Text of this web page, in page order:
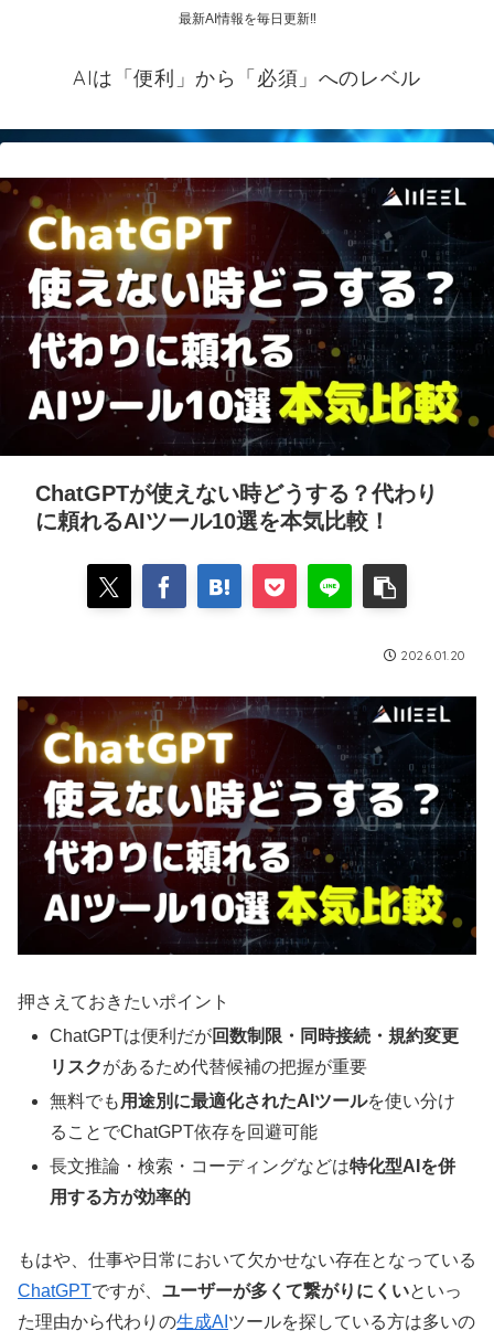
最新AI情報を毎日更新‼
AIは「便利」から「必須」へのレベル
ChatGPTが使えない時どうする？代わり
に頼れるAIツール10選を本気比較！
2026.01.20
押さえておきたいポイント
ChatGPTは便利だが回数制限・同時接続・規約変更
リスクがあるため代替候補の把握が重要
無料でも 用途別に最適化されたAIツールを使い分け
ることでChatGPT依存を回避可能
長文推論・検索・コーディングなどは特化型AIを併
用する方が効率的
もはや、仕事や日常において欠かせない存在となっている
ChatGPTですが、 ユーザーが多くて繋がりにくいといっ
た理由から代わりの生成AI ツールを探している方は多いの